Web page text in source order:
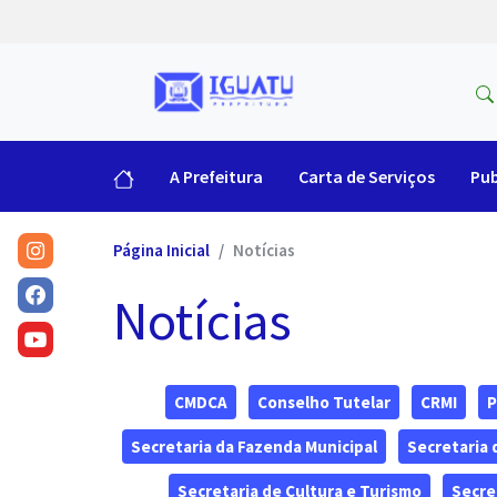
A Prefeitura Carta de Serviços
Página Inicial Notícias
Notícias
CMDCA Conselho Tutelar CRMI
Secretaria da Fazenda Municipal Secretaria
Secretaria de Cultura e Turismo